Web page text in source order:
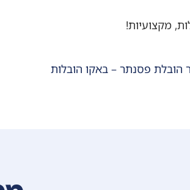
מקצועיות!
פסנתר – באקו הובלות